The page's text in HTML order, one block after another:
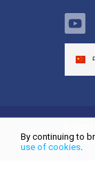
By continuing to
use of cookies.
CADSoftTools.